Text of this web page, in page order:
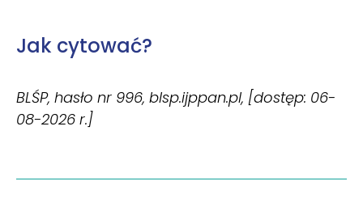
Jak cytować?
BLŚP, hasło nr 996, blsp.ijppan.pl, [dostęp: 06-
08-2026 r.]